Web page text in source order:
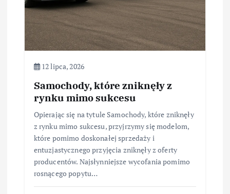
12 lipca, 2026
Samochody, które zniknęły z
rynku mimo sukcesu
Opierając się na tytule Samochody, które zniknęły
z rynku mimo sukcesu, przyjrzymy się modelom,
które pomimo doskonałej sprzedaży i
entuzjastycznego przyjęcia zniknęły z oferty
producentów. Najsłynniejsze wycofania pomimo
rosnącego popytu…